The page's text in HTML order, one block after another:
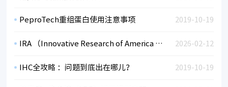
2019-10-19
PeproTech重组蛋白使用注意事项
2026-02-12
IRA （Innovative Research of America ）动物缓释片
2019-10-19
IHC全攻略 ：问题到底出在哪儿？